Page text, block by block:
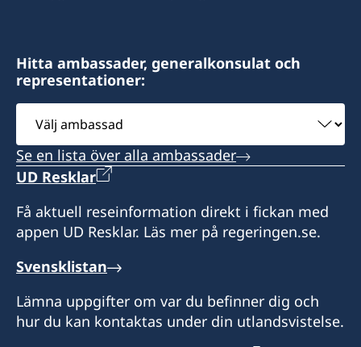
Honduras
Måndag till fredag kl. 9:00 - 12:00
Honorärkonsul
Juliette Handal de Castillo
Hitta ambassader, generalkonsulat och
representationer:
Välj
ambassad
Se en lista över alla ambassader
UD Resklar
Få aktuell reseinformation direkt i fickan med
appen UD Resklar. Läs mer på regeringen.se.
Svensklistan
Lämna uppgifter om var du befinner dig och
hur du kan kontaktas under din utlandsvistelse.